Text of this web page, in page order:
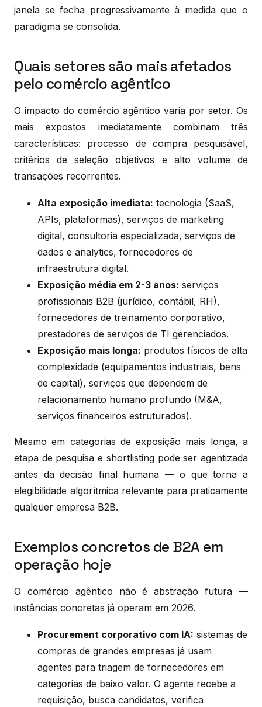
janela se fecha progressivamente à medida que o
paradigma se consolida.
Quais setores são mais afetados
pelo comércio agêntico
O impacto do comércio agêntico varia por setor. Os
mais expostos imediatamente combinam três
características: processo de compra pesquisável,
critérios de seleção objetivos e alto volume de
transações recorrentes.
Alta exposição imediata: tecnologia (SaaS,
APIs, plataformas), serviços de marketing
digital, consultoria especializada, serviços de
dados e analytics, fornecedores de
infraestrutura digital.
Exposição média em 2-3 anos: serviços
profissionais B2B (jurídico, contábil, RH),
fornecedores de treinamento corporativo,
prestadores de serviços de TI gerenciados.
Exposição mais longa: produtos físicos de alta
complexidade (equipamentos industriais, bens
de capital), serviços que dependem de
relacionamento humano profundo (M&A,
serviços financeiros estruturados).
Mesmo em categorias de exposição mais longa, a
etapa de pesquisa e shortlisting pode ser agentizada
antes da decisão final humana — o que torna a
elegibilidade algorítmica relevante para praticamente
qualquer empresa B2B.
Exemplos concretos de B2A em
operação hoje
O comércio agêntico não é abstração futura —
instâncias concretas já operam em 2026.
Procurement corporativo com IA: sistemas de
compras de grandes empresas já usam
agentes para triagem de fornecedores em
categorias de baixo valor. O agente recebe a
requisição, busca candidatos, verifica